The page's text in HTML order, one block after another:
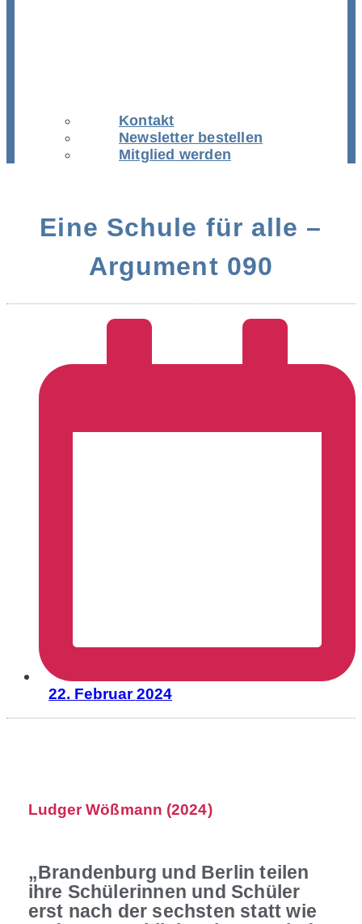
Kontakt
Newsletter bestellen
Mitglied werden
Eine Schule für alle –
Argument 090
22. Februar 2024
Ludger Wößmann (2024)
„Brandenburg und Berlin teilen
ihre Schülerinnen und Schüler
erst nach der sechsten statt wie